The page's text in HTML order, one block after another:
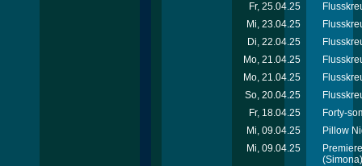
Fr, 25.04.25
Mi, 23.04.25
Di, 22.04.25
Mo, 21.04.25
Mo, 21.04.25
So, 20.04.25
Fr, 18.04.25
Forty-
Mi, 09.04.25
Pillow
Mi, 09.04.25
(Simona)